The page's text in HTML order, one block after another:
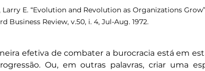
Larry E. “Evolution and Revolution as Organizations
Business Review, v.50, i. 4, Jul-Aug. 1972.
efetiva de combater a burocracia está em
Ou, em outras palavras, criar uma